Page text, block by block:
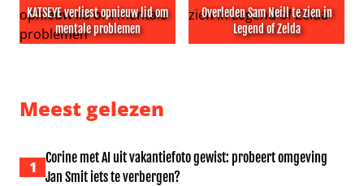
KATSEYE verliest opnieuw lid om
mentale problemen
Overleden Sam Neill te zien in
Legend of Zelda
Meest gelezen
1
Corine met AI uit vakantiefoto gewist: probeert omgeving
Jan Smit iets te verbergen?